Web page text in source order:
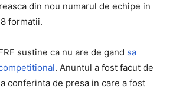
din nou numarul de echipe in
formatii.
sustine ca nu are de gand sa
. Anuntul a fost facut de
conferinta de presa in care a fost